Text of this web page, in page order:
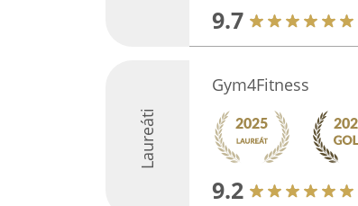
9.7
Laureáti
Gym4Fitness
9.2